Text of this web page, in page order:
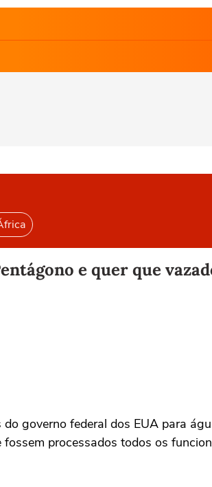
e quer que
governo federal dos EUA para
processados todos os